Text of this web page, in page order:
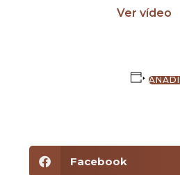
Ver vídeo
Facebook